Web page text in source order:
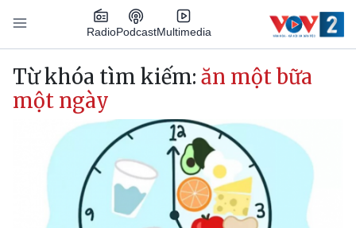
Nhảy đến nội dung
RadioPodcastMultimedia
Main navigation
Từ khóa tìm kiếm: ăn một bữa
một ngày